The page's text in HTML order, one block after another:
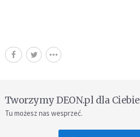
Tworzymy DEON.pl dla Ciebie
Tu możesz nas wesprzeć.